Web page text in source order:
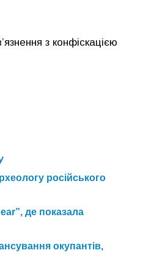
з конфіскацією
російського
де показала
окупантів,